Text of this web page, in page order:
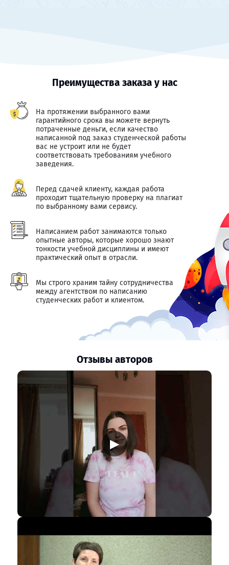
Преимущества заказа у нас
На протяжении выбранного вами
гарантийного срока вы можете вернуть
потраченные деньги, если качество
написанной под заказ студенческой работы
вас не устроит или не будет
соответствовать требованиям учебного
заведения.
Перед сдачей клиенту, каждая работа
проходит тщательную проверку на плагиат
по выбранному вами сервису.
Написанием работ занимаются только
опытные авторы, которые хорошо знают
тонкости учебной дисциплины и имеют
практический опыт в отрасли.
Мы строго храним тайну сотрудничества
между агентством по написанию
студенческих работ и клиентом.
Отзывы авторов
▶